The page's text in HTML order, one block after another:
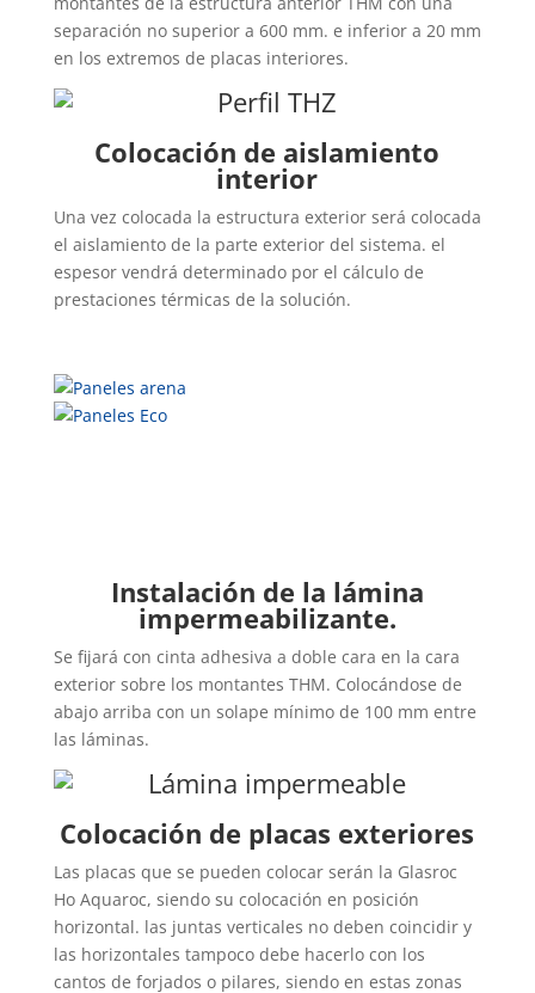
separación no superior a 600 mm. e inferior a 20 mm
en los extremos de placas interiores.
Colocación de aislamiento
interior
Una vez colocada la estructura exterior será colocada
el aislamiento de la parte exterior del sistema. el
espesor vendrá determinado por el cálculo de
prestaciones térmicas de la solución.
Instalación de la lámina
impermeabilizante.
Se fijará con cinta adhesiva a doble cara en la cara
exterior sobre los montantes THM. Colocándose de
abajo arriba con un solape mínimo de 100 mm entre
las láminas.
Colocación de placas exteriores
Las placas que se pueden colocar serán la Glasroc
Ho Aquaroc, siendo su colocación en posición
horizontal. las juntas verticales no deben coincidir y
las horizontales tampoco debe hacerlo con los
cantos de forjados o pilares, siendo en estas zonas